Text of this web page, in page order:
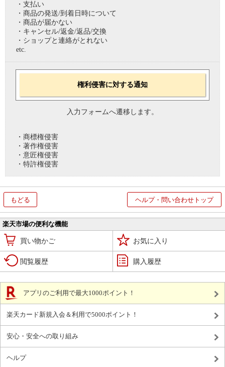
・支払い
・商品の発送/到着日時について
・商品が届かない
・キャンセル/返金/返品/交換
・ショップと連絡がとれない
etc.
権利侵害に対する通知
入力フォームへ遷移します。
・商標権侵害
・著作権侵害
・意匠権侵害
・特許権侵害
もどる ヘルプ・問い合わせトップ
楽天市場の便利な機能
買い物かご お気に入り
閲覧履歴 購入履歴
アプリのご利用で最大1000ポイント！
楽天カード新規入会＆利用で5000ポイント！
安心・安全への取り組み
ヘルプ